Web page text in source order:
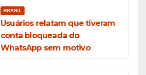
BRASIL
Usuários relatam que tiveram
conta bloqueada do
WhatsApp sem motivo